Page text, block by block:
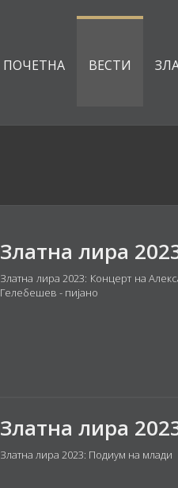
ПОЧЕТНА ВЕСТИ
Златна лира 2023: Концерт на
Гелебешев - пијано
Златна лира 2023: Подиум на млади